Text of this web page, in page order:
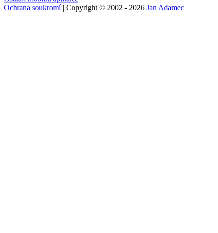
Ochrana soukromí| Copyright © 2002 - 2026 Jan Adamec